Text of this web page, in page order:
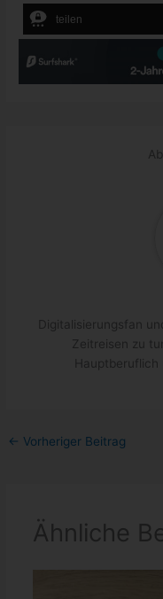
teilen
Digitalisierungsfan
Zeitreisen zu
← Vorheriger Beitrag
Ähnliche